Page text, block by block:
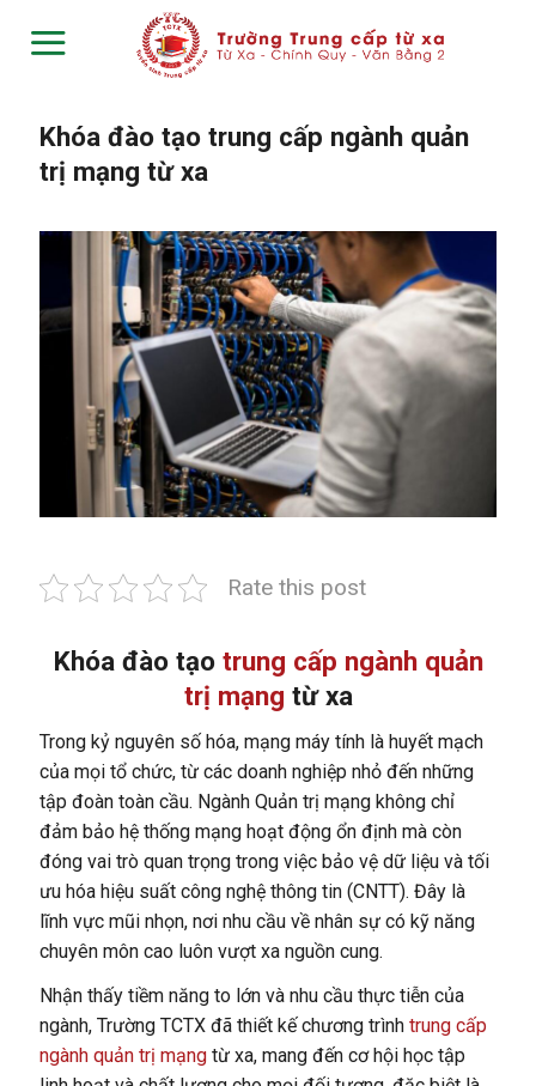
Khóa đào tạo trung cấp ngành quản
trị mạng từ xa
Rate this post
Khóa đào tạo trung cấp ngành quản
trị mạng từ xa
Trong kỷ nguyên số hóa, mạng máy tính là huyết mạch
của mọi tổ chức, từ các doanh nghiệp nhỏ đến những
tập đoàn toàn cầu. Ngành Quản trị mạng không chỉ
đảm bảo hệ thống mạng hoạt động ổn định mà còn
đóng vai trò quan trọng trong việc bảo vệ dữ liệu và tối
ưu hóa hiệu suất công nghệ thông tin (CNTT). Đây là
lĩnh vực mũi nhọn, nơi nhu cầu về nhân sự có kỹ năng
chuyên môn cao luôn vượt xa nguồn cung.
Nhận thấy tiềm năng to lớn và nhu cầu thực tiễn của
ngành, Trường TCTX đã thiết kế chương trình trung cấp
ngành quản trị mạngtừ xa, mang đến cơ hội học tập